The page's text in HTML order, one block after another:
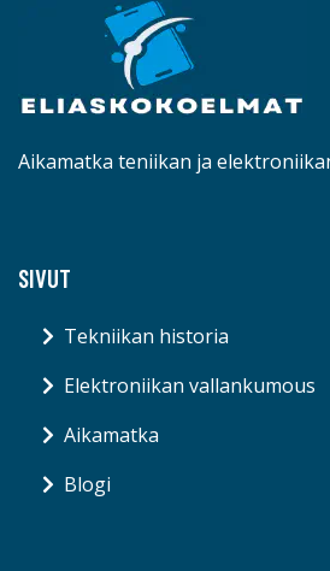
Aikamatka teniikan ja
SIVUT
Tekniikan historia
Elektroniikan vallankumous
Aikamatka
Blogi